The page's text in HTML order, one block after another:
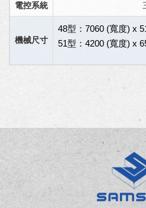
電控系統
機械尺寸
48型：7060 (寬度) x
51型：4200 (寬度) x